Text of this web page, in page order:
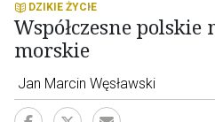
DZIKIE ŻYCIE
Współczesne
morskie
Jan Marcin Węsławski